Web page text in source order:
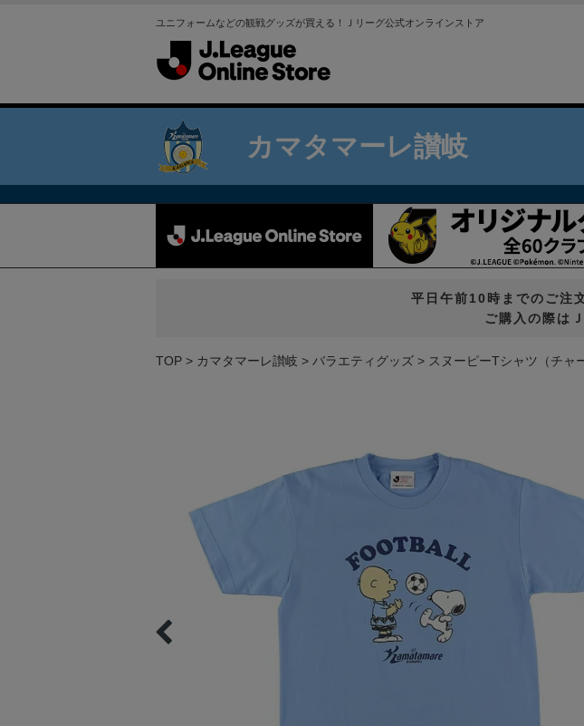
ユニフォームなどの観戦グッズが買える！Ｊリーグ公式オンラインストア
カマタマーレ讃岐
平日午前10時までのご注
ご購入の際は
TOP カマタマーレ讃岐 バラエティグッズ スヌーピーTシャツ（チャ